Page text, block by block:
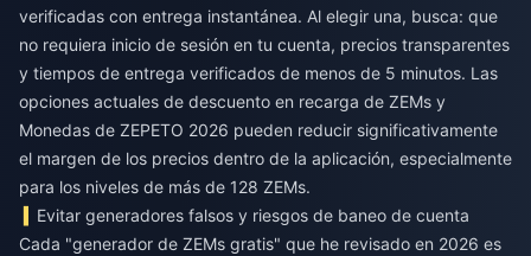
verificadas con entrega instantánea. Al elegir una, busca: que
no requiera inicio de sesión en tu cuenta, precios transparentes
y tiempos de entrega verificados de menos de 5 minutos. Las
opciones actuales de descuento en recarga de ZEMs y
Monedas de ZEPETO 2026 pueden reducir significativamente
el margen de los precios dentro de la aplicación, especialmente
para los niveles de más de 128 ZEMs.
Evitar generadores falsos y riesgos de baneo de cuenta
Cada "generador de ZEMs gratis" que he revisado en 2026 es